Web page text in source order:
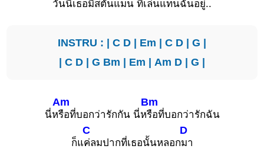
วันนี้เธอมีสตั้นแมน ที่เล่นแทนฉันอยู่..
INSTRU : | C D | Em | C D | G |
| C D | G Bm | Em | Am D | G |
นี่ห
Am
รือที่บอกว่ารักกัน นี่ห
Bm
รือที่บอกว่ารักฉัน
ก็แ
C
ค่ลมปากที่เธอนั้นหลอก
D
มา